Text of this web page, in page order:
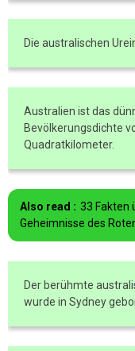
Die australischen
Australien ist das
Bevölkerungsdichte
Quadratkilometer.
Also read : 33 Fakten
Geheimnisse des
Der berühmte
wurde in Sydney